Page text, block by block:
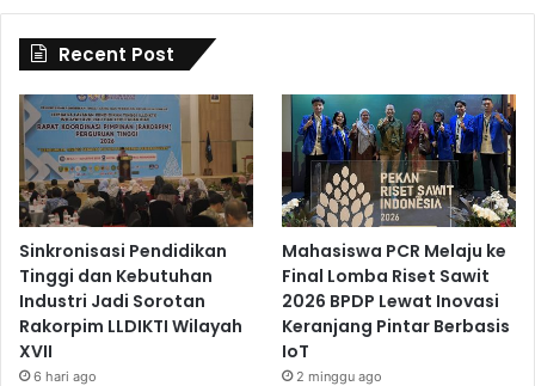
Recent Post
Sinkronisasi Pendidikan
Tinggi dan Kebutuhan
Industri Jadi Sorotan
Rakorpim LLDIKTI Wilayah
XVII
6 hari ago
Mahasiswa PCR Melaju ke
Final Lomba Riset Sawit
2026 BPDP Lewat Inovasi
Keranjang Pintar Berbasis
IoT
2 minggu ago